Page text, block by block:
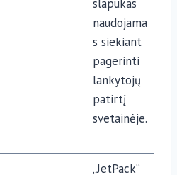
slapukas
naudojama
s siekiant
pagerinti
lankytojų
patirtį
svetainėje.
„JetPack“